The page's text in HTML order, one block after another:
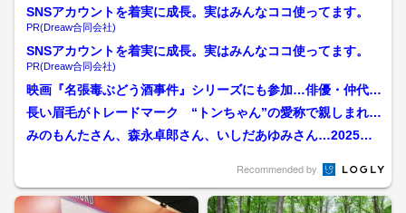
SNSアカウントを着実に成長。実はみんなココ使ってます。
PR(Dreaw合同会社)
SNSアカウントを着実に成長。実はみんなココ使ってます。
PR(Dreaw合同会社)
映画『名張毒ぶどう酒事件』シリーズにも参加…俳優・仲代達
矢さんが92歳で死去 奥...
長い眉毛がトレードマーク “トンちゃん”の愛称で親しまれた
村山富市元首相死去「安...
みのもんたさん、森永卓郎さん、いしだあゆみさん…2025年
Recommended by